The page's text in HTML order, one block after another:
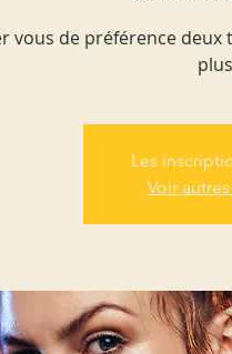
vous de préférence
Les
Voir